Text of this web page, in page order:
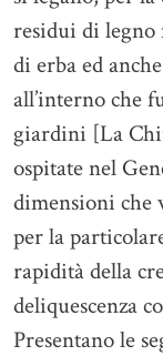
residui di legno
di erba ed
all’interno che
giardini [La
ospitate nel
dimensioni che
per la
rapidità della
deliquescenza
Presentano le